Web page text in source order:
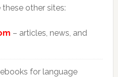
other sites:
– articles, news, and
for language